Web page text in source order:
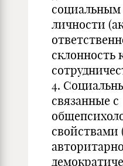
социальным
личности
склонность
4.
связанные с
свойствами